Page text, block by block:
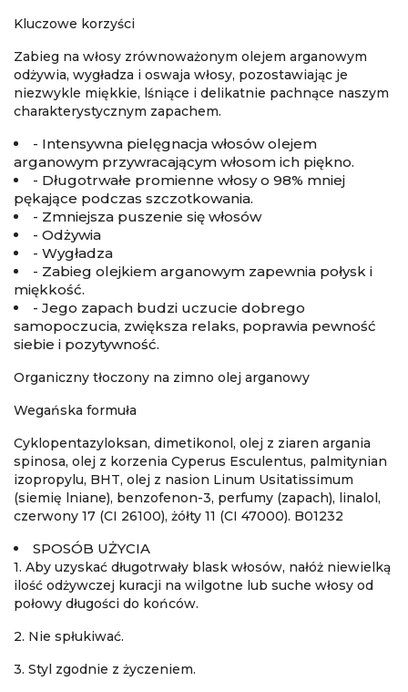
Kluczowe korzyści
Zabieg na włosy zrównoważonym olejem arganowym
odżywia, wygładza i oswaja włosy, pozostawiając je
niezwykle miękkie, lśniące i delikatnie pachnące naszym
charakterystycznym zapachem.
- Intensywna pielęgnacja włosów olejem
arganowym przywracającym włosom ich piękno.
- Długotrwałe promienne włosy o 98% mniej
pękające podczas szczotkowania.
- Zmniejsza puszenie się włosów
- Odżywia
- Wygładza
- Zabieg olejkiem arganowym zapewnia połysk i
miękkość.
- Jego zapach budzi uczucie dobrego
samopoczucia, zwiększa relaks, poprawia pewność
siebie i pozytywność.
Organiczny tłoczony na zimno olej arganowy
Wegańska formuła
Cyklopentazyloksan, dimetikonol, olej z ziaren argania
spinosa, olej z korzenia Cyperus Esculentus, palmitynian
izopropylu, BHT, olej z nasion Linum Usitatissimum
(siemię lniane), benzofenon-3, perfumy (zapach), linalol,
czerwony 17 (CI 26100), żółty 11 (CI 47000). B01232
SPOSÓB UŻYCIA
1. Aby uzyskać długotrwały blask włosów, nałóż niewielką
ilość odżywczej kuracji na wilgotne lub suche włosy od
połowy długości do końców.
2. Nie spłukiwać.
3. Styl zgodnie z życzeniem.